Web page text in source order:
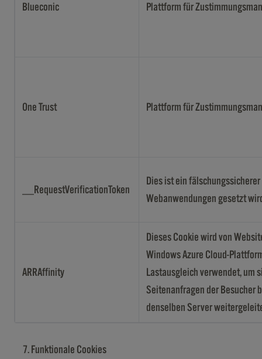
Blueconic Plattform für
One Trust Plattform für
__RequestVerificationToken
Dies ist ein
Webanwendungen gesetzt
ARRAffinity
Dieses Cookie wird von
Windows Azure Cloud-
Lastausgleich verwendet, um
Seitenanfragen der Besucher
denselben Server
Funktionale Cookies